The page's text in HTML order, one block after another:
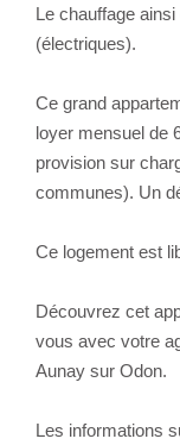
Le chauffage
(électriques).
Ce grand
loyer mensuel de
provision sur
communes). Un
Ce logement est
Découvrez cet
vous avec votre
Aunay sur Odon.
Les informations